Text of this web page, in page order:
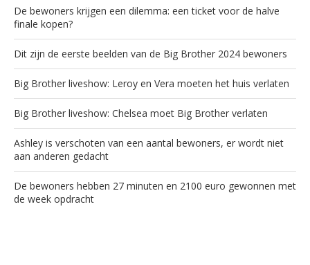
De bewoners krijgen een dilemma: een ticket voor de halve
finale kopen?
Dit zijn de eerste beelden van de Big Brother 2024 bewoners
Big Brother liveshow: Leroy en Vera moeten het huis verlaten
Big Brother liveshow: Chelsea moet Big Brother verlaten
Ashley is verschoten van een aantal bewoners, er wordt niet
aan anderen gedacht
De bewoners hebben 27 minuten en 2100 euro gewonnen met
de week opdracht